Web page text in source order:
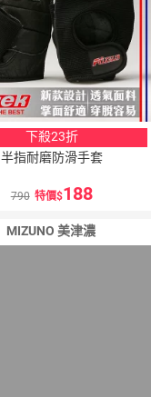
下殺23折
半指耐磨防滑手套
790 特價 188
MIZUNO 美津濃